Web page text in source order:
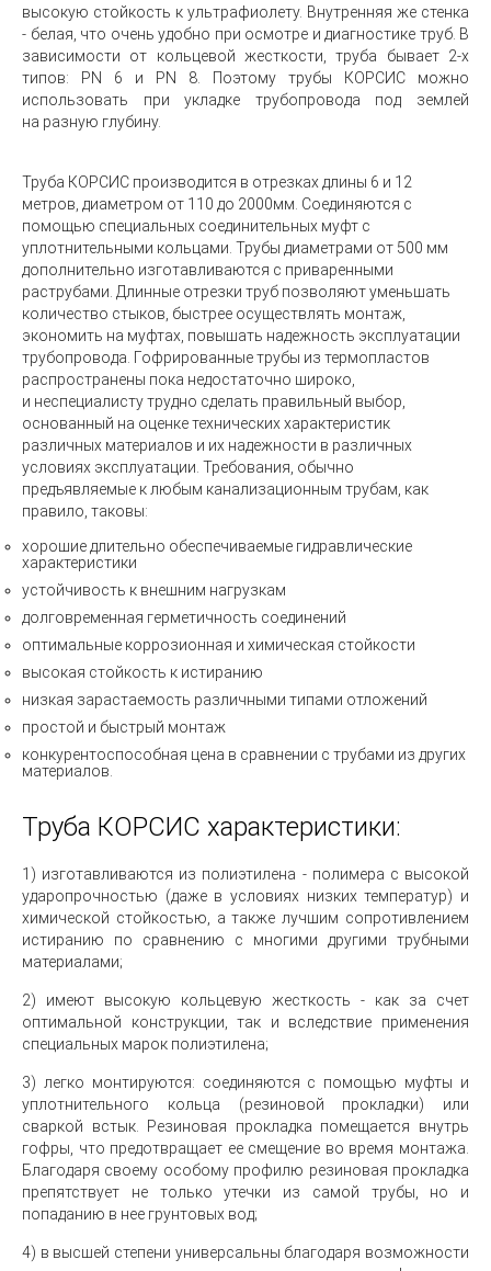
высокую стойкость к ультрафиолету. Внутренняя же стенка
- белая, что очень удобно при осмотре и диагностике труб. В
зависимости от кольцевой жесткости, труба бывает 2-х
типов: PN 6 и PN 8. Поэтому трубы КОРСИС можно
использовать при укладке трубопровода под землей
на разную глубину.
Труба КОРСИС производится в отрезках длины 6 и 12
метров, диаметром от 110 до 2000мм. Соединяются с
помощью специальных соединительных муфт с
уплотнительными кольцами. Трубы диаметрами от 500 мм
дополнительно изготавливаются с приваренными
раструбами. Длинные отрезки труб позволяют уменьшать
количество стыков, быстрее осуществлять монтаж,
экономить на муфтах, повышать надежность эксплуатации
трубопровода. Гофрированные трубы из термопластов
распространены пока недостаточно широко,
и неспециалисту трудно сделать правильный выбор,
основанный на оценке технических характеристик
различных материалов и их надежности в различных
условиях эксплуатации. Требования, обычно
предъявляемые к любым канализационным трубам, как
правило, таковы:
хорошие длительно обеспечиваемые гидравлические
характеристики
устойчивость к внешним нагрузкам
долговременная герметичность соединений
оптимальные коррозионная и химическая стойкости
высокая стойкость к истиранию
низкая зарастаемость различными типами отложений
простой и быстрый монтаж
конкурентоспособная цена в сравнении с трубами из других
материалов.
Труба КОРСИС характеристики:
1) изготавливаются из полиэтилена - полимера с высокой
ударопрочностью (даже в условиях низких температур) и
химической стойкостью, а также лучшим сопротивлением
истиранию по сравнению с многими другими трубными
материалами;
2) имеют высокую кольцевую жесткость - как за счет
оптимальной конструкции, так и вследствие применения
специальных марок полиэтилена;
3) легко монтируются: соединяются с помощью муфты и
уплотнительного кольца (резиновой прокладки) или
сваркой встык. Резиновая прокладка помещается внутрь
гофры, что предотвращает ее смещение во время монтажа.
Благодаря своему особому профилю резиновая прокладка
препятствует не только утечки из самой трубы, но и
попаданию в нее грунтовых вод;
4) в высшей степени универсальны благодаря возможности